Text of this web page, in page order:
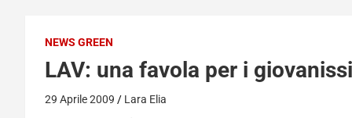
NEWS GREEN
LAV: una favola per i
29 Aprile 2009 Lara Elia